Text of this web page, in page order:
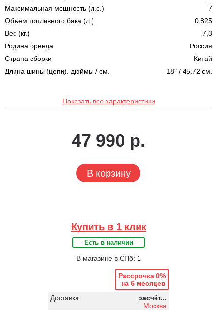
Максимальная мощность (л.с.)
7
Объем топливного бака (л.)
0,825
Вес (кг.)
7,3
Родина бренда
Россия
Страна сборки
Китай
Длина шины (цепи), дюймы / см.
18" / 45,72 см.
Показать все характеристики
47 990 р.
В корзину
Купить в 1 клик
Есть в наличии
В магазине в СПб: 1
Рассрочка 0%
на 6 месяцев
Доставка:
расчёт...
Москва